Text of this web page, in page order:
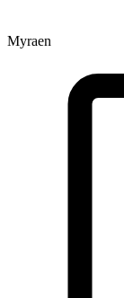
Myraen